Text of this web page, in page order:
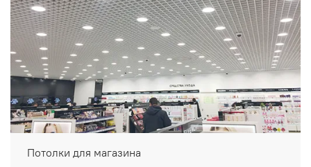
Потолки для магазина